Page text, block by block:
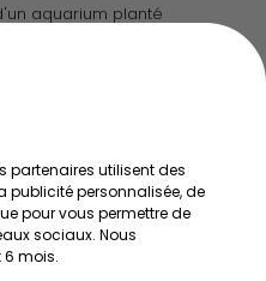
aquarium planté
de produits
légales
de vente
partenaires utilisent des
publicité personnalisée, de
pour vous permettre de
sociaux. Nous
mois.